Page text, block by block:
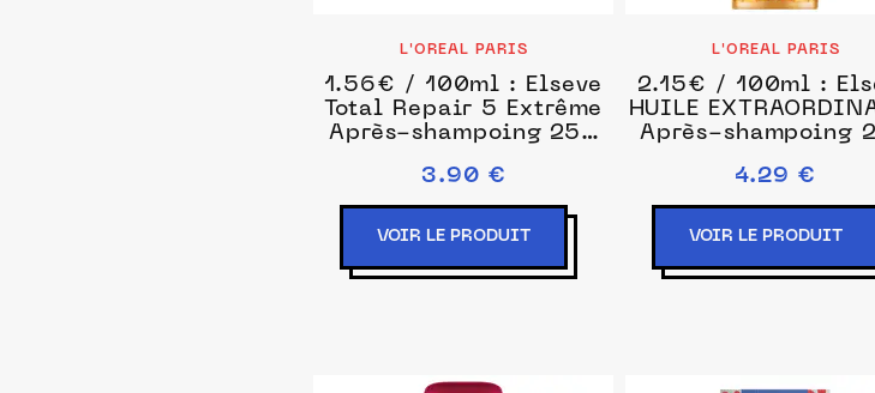
L'OREAL PARIS
1.56€ / 100ml : Elseve
Total Repair 5 Extrême
Après-shampoing 250
3.90 €
VOIR LE PRODUIT
L'OREAL PARIS
2.15€ / 100ml :
HUILE
Après-shampoing
4.29 €
VOIR LE PRODUIT